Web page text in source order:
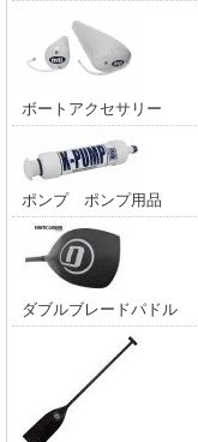
ボートアクセサリー
ポンプ ポンプ用品
ダブルブレードパドル